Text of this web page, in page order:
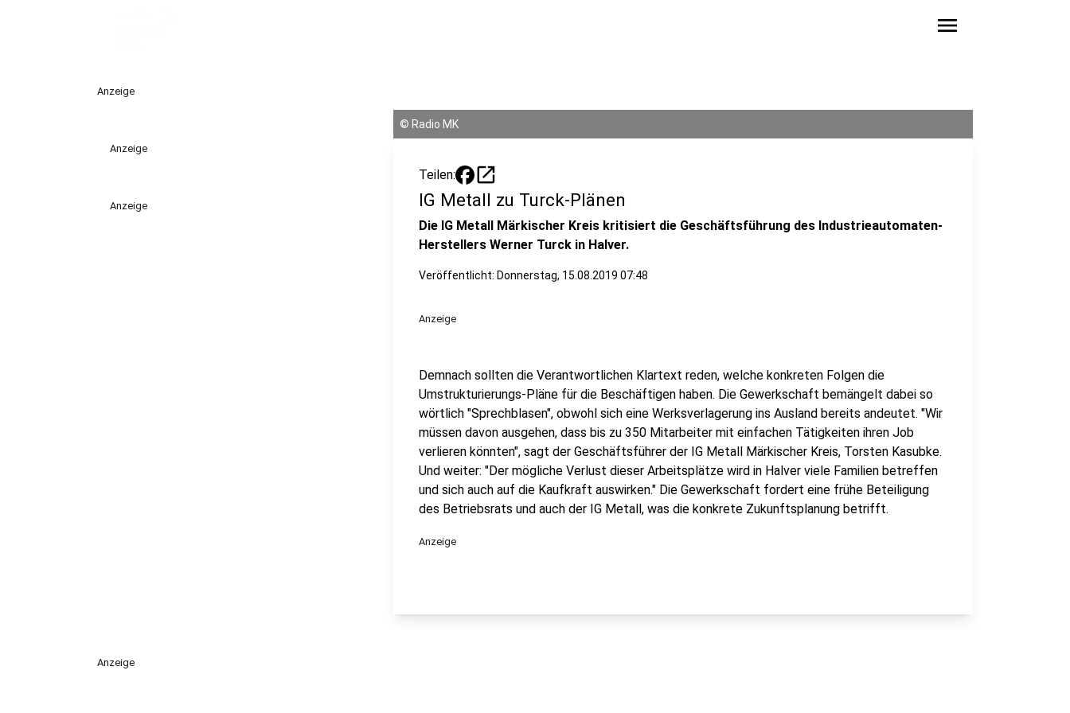
menu
Anzeige
Anzeige
Anzeige
© Radio MK
Teilen: open_in_new
IG Metall zu Turck-Plänen
Die IG Metall Märkischer Kreis kritisiert die Geschäftsführung des Industrieautomaten-
Herstellers Werner Turck in Halver.
Veröffentlicht: Donnerstag, 15.08.2019 07:48
Anzeige
Demnach sollten die Verantwortlichen Klartext reden, welche konkreten Folgen die
Umstrukturierungs-Pläne für die Beschäftigen haben. Die Gewerkschaft bemängelt dabei so
wörtlich "Sprechblasen", obwohl sich eine Werksverlagerung ins Ausland bereits andeutet. "Wir
müssen davon ausgehen, dass bis zu 350 Mitarbeiter mit einfachen Tätigkeiten ihren Job
verlieren könnten", sagt der Geschäftsführer der IG Metall Märkischer Kreis, Torsten Kasubke.
Und weiter: "Der mögliche Verlust dieser Arbeitsplätze wird in Halver viele Familien betreffen
und sich auch auf die Kaufkraft auswirken." Die Gewerkschaft fordert eine frühe Beteiligung
des Betriebsrats und auch der IG Metall, was die konkrete Zukunftsplanung betrifft.
Anzeige
Anzeige